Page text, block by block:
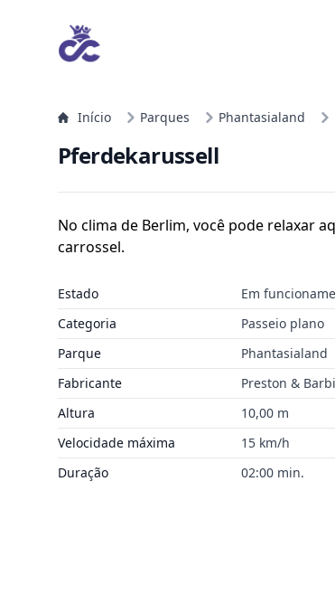
Início Parques Phantasialand
Pferdekarussell
No clima de Berlim, você pode relaxar
carrossel.
Estado
Em
Categoria
Passeio plano
Parque
Phantasialand
Fabricante
Preston &
Altura
10,00 m
Velocidade máxima
15 km/h
Duração
02:00 min.